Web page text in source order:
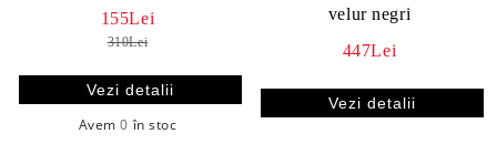
155Lei
310Lei
Vezi detalii
Avem 0 în stoc
velur negri
447Lei
Vezi detalii